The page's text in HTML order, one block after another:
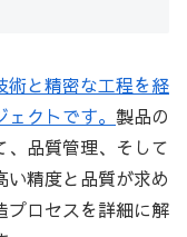
術と精密な工程を経
クトです。 製品の
品質管理、そして
い精度と品質が求め
プロセスを詳細に解